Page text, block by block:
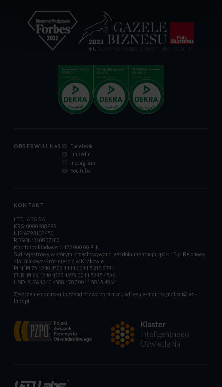
OBSERWUJ NAS
Facebook
LinkedIn
Instagram
YouTube
KONTAKT
LED LABS S.A.
KRS: 0000988995
NIP:6793108450
REGON:360837680
Kapitał zakładowy: 1.422.000,00 PLN
Sąd rejestrowy, w którym przechowywana jest dokumentacja spółki: Sąd Rejonowy
dla Krakowa-Śródmieścia w Krakowie
PLN: PL75 1240 4588 1111 0011 5318 8711
EUR: PL66 1240 4588 1978 0011 5815 4506
USD: PL76 1240 4588 1787 0011 5815 4564
Zgłoszenie naruszenia zasad prawa za pomocą adresu e-mail: sygnalisci@led-
labs.pl